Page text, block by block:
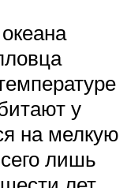
у
на мелкую
лишь